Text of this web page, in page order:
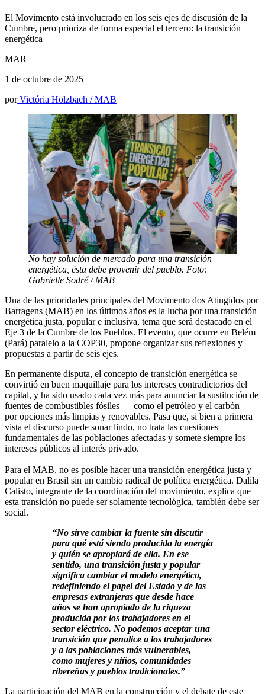
El Movimento está involucrado en los seis ejes de discusión de la
Cumbre, pero prioriza de forma especial el tercero: la transición
energética
MAR
1 de octubre de 2025
porVictória Holzbach / MAB
No hay solución de mercado para una transición
energética, ésta debe provenir del pueblo. Foto:
Gabrielle Sodré / MAB
Una de las prioridades principales del Movimento dos Atingidos por
Barragens (MAB) en los últimos años es la lucha por una transición
energética justa, popular e inclusiva, tema que será destacado en el
Eje 3 de la Cumbre de los Pueblos. El evento, que ocurre en Belém
(Pará) paralelo a la COP30, propone organizar sus reflexiones y
propuestas a partir de seis ejes.
En permanente disputa, el concepto de transición energética se
convirtió en buen maquillaje para los intereses contradictorios del
capital, y ha sido usado cada vez más para anunciar la sustitución de
fuentes de combustibles fósiles — como el petróleo y el carbón —
por opciones más limpias y renovables. Pasa que, si bien a primera
vista el discurso puede sonar lindo, no trata las cuestiones
fundamentales de las poblaciones afectadas y somete siempre los
intereses públicos al interés privado.
Para el MAB, no es posible hacer una transición energética justa y
popular en Brasil sin un cambio radical de política energética. Dalila
Calisto, integrante de la coordinación del movimiento, explica que
esta transición no puede ser solamente tecnológica, también debe ser
social.
“No sirve cambiar la fuente sin discutir
para qué está siendo producida la energía
y quién se apropiará de ella. En ese
sentido, una transición justa y popular
significa cambiar el modelo energético,
redefiniendo el papel del Estado y de las
empresas extranjeras que desde hace
años se han apropiado de la riqueza
producida por los trabajadores en el
sector eléctrico. No podemos aceptar una
transición que penalice a los trabajadores
y a las poblaciones más vulnerables,
como mujeres y niños, comunidades
ribereñas y pueblos tradicionales.”
La participación del MAB en la construcción y el debate de este